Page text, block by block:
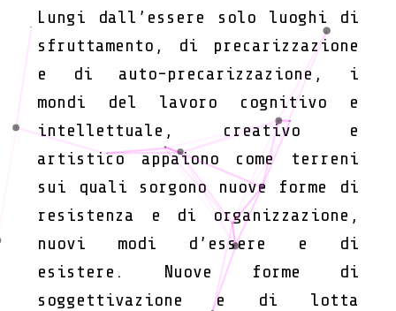
Lungi dall’essere solo luoghi di
sfruttamento, di precarizzazione
e di auto-precarizzazione, i
mondi del lavoro cognitivo e
intellettuale, creativo e
artistico appaiono come terreni
sui quali sorgono nuove forme di
resistenza e di organizzazione,
nuovi modi d’essere e di
esistere. Nuove forme di
soggettivazione e di lotta